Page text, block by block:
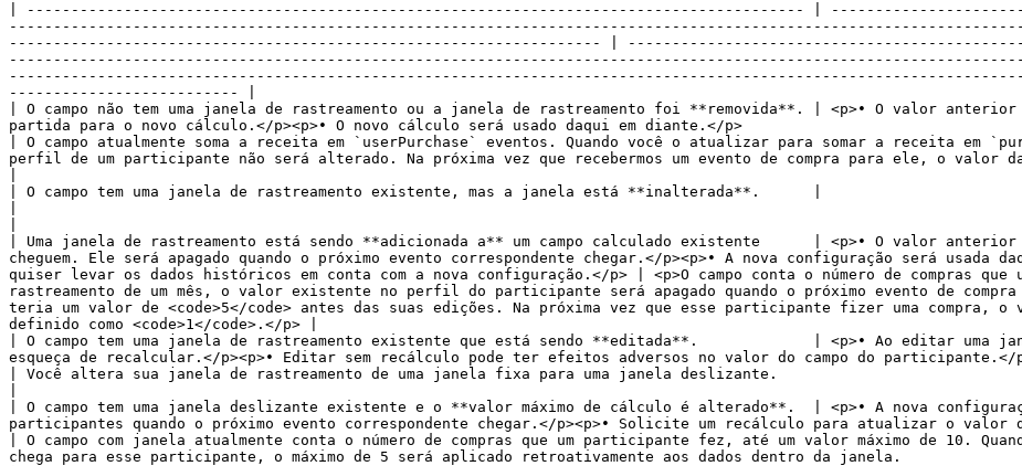
| ---------------------------------------------------------------------------------------- |
------------------------------------------------------------------- |
-------------------------- |
| O campo não tem uma janela de rastreamento ou a janela de rastreamento foi **removida**. | <p>• O valor anterior
partida para o novo cálculo.</p><p>• O novo cálculo será usado daqui em diante.</p>
| O campo atualmente soma a receita em `userPurchase` eventos. Quando você o atualizar para somar a receita em
perfil de um participante não será alterado. Na próxima vez que recebermos um evento de compra para ele, o
| O campo tem uma janela de rastreamento existente, mas a janela está **inalterada**.      |
| Uma janela de rastreamento está sendo **adicionada a** um campo calculado existente      | <p>• O valor anterior
cheguem. Ele será apagado quando o próximo evento correspondente chegar.</p><p>• A nova configuração será usada
quiser levar os dados históricos em conta com a nova configuração.</p> | <p>O campo conta o número de compras
rastreamento de um mês, o valor existente no perfil do participante será apagado quando o próximo evento de compra
teria um valor de <code>5</code> antes das suas edições. Na próxima vez que esse participante fizer uma compra,
definido como <code>1</code>.</p> |
| O campo tem uma janela de rastreamento existente que está sendo **editada**.             | <p>• Ao editar uma
esqueça de recalcular.</p><p>• Editar sem recálculo pode ter efeitos adversos no valor do campo do participante.</
| Você altera sua janela de rastreamento de uma janela fixa para uma janela deslizante.
| O campo tem uma janela deslizante existente e o **valor máximo de cálculo é alterado**.  | <p>• A nova
participantes quando o próximo evento correspondente chegar.</p><p>• Solicite um recálculo para atualizar o valor
| O campo com janela atualmente conta o número de compras que um participante fez, até um valor máximo de 10.
chega para esse participante, o máximo de 5 será aplicado retroativamente aos dados dentro da janela.